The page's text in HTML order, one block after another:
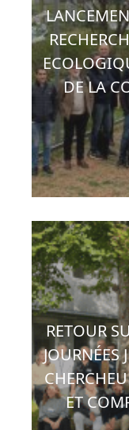
DE LA
RETOUR
JOURNÉES
ET